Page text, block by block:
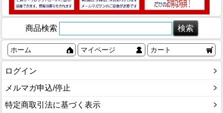
商品検索
ホーム マイページ カート
ログイン
メルマガ申込/停止
特定商取引法に基づく表示